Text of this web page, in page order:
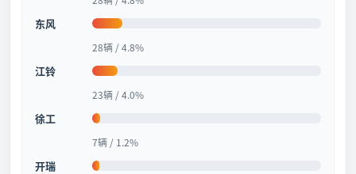
东风
28辆 / 4.8%
江铃
23辆 / 4.0%
徐工
7辆 / 1.2%
开瑞